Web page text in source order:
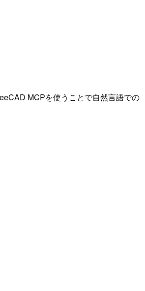
MCPを使うことで自然言語での